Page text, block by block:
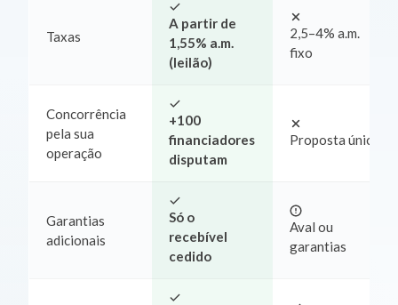
Taxas
A partir de
1,55% a.m.
(leilão)
2,5–4% a.m.
fixo
Concorrência
pela sua
operação
+100
financiadores
disputam
Proposta única
Garantias
adicionais
Só o
recebível
cedido
Aval ou
garantias